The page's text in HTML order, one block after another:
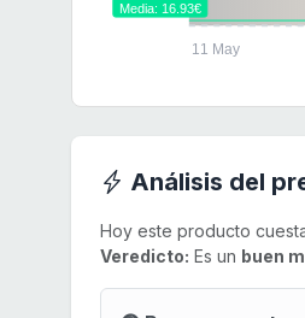
11 May
Media: 16.93€
Análisis del
Hoy este producto
Veredicto: Es un buen